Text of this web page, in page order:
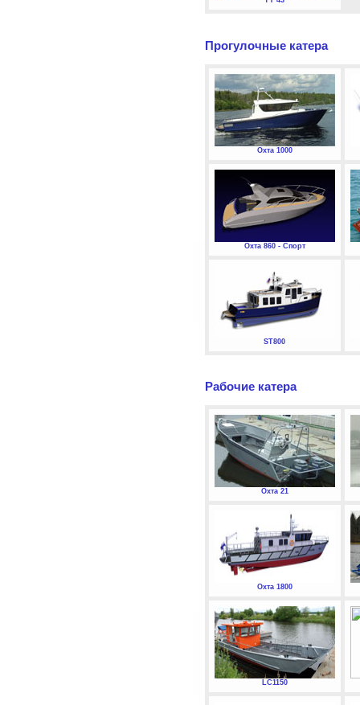
Прогулочные катера
Охта 1000
Охта 860 - Спорт
ST800
Рабочие катера
Охта 21
Охта 1800
LC1150